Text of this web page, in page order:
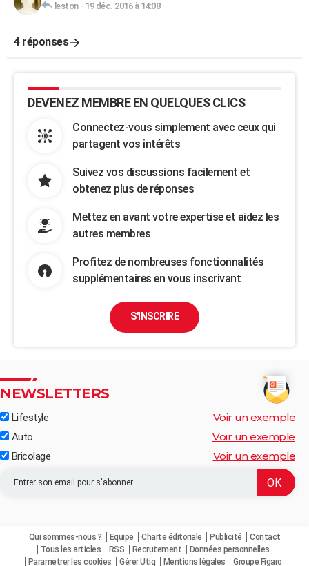
leston- 19 déc. 2016 à 14:08
4 réponses
DEVENEZ MEMBRE EN QUELQUES CLICS
Connectez-vous simplement avec ceux qui
partagent vos intérêts
Suivez vos discussions facilement et
obtenez plus de réponses
Mettez en avant votre expertise et aidez les
autres membres
Profitez de nombreuses fonctionnalités
supplémentaires en vous inscrivant
S'INSCRIRE
NEWSLETTERS
Lifestyle Voir un exemple
Auto Voir un exemple
Bricolage Voir un exemple
Qui sommes-nous ? Equipe Charte éditoriale Publicité
Contact
Tous les articles
RSS Recrutement
Données personnelles
Paramétrer les cookies
Gérer Utiq Mentions légales Groupe Figaro